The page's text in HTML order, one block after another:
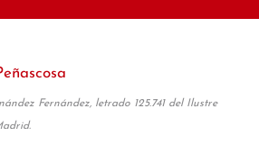
Fernández, letrado 125.741 del Ilustre